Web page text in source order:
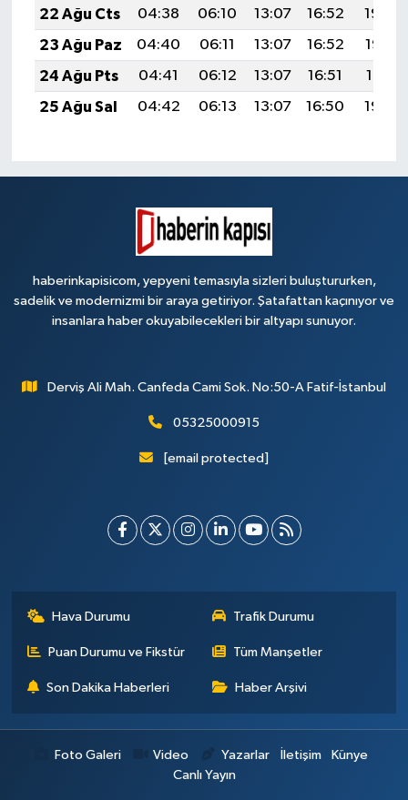
22 Ağu Cts
04:38 06:10 13:07 16:52
19:54
23 Ağu Paz
04:40 06:11 13:07 16:52
19:53
24 Ağu Pts
04:41 06:12 13:07 16:51
19:51
25 Ağu Sal
04:42 06:13 13:07 16:50 19:50
haberinkapisicom, yepyeni temasıyla sizleri buluştururken,
sadelik ve modernizmi bir araya getiriyor. Şatafattan kaçınıyor ve
insanlara haber okuyabilecekleri bir altyapı sunuyor.
Derviş Ali Mah. Canfeda Cami Sok. No:50-A Fatif-İstanbul
05325000915
[email protected]
Hava Durumu Trafik Durumu
Puan Durumu ve Fikstür Tüm Manşetler
Son Dakika Haberleri Haber Arşivi
Foto Galeri Video Yazarlar İletişim
Künye
Canlı Yayın